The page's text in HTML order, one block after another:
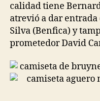
calidad tiene
atrevió a dar
Silva (Benfica) y
prometedor David